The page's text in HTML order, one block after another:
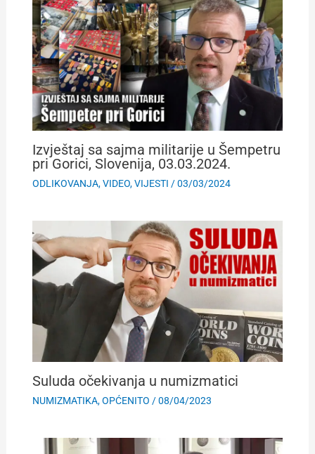
Izvještaj sa sajma militarije u Šempetru
pri Gorici, Slovenija, 03.03.2024.
ODLIKOVANJA,VIDEO,VIJESTI /03/03/2024
Suluda očekivanja u numizmatici
NUMIZMATIKA,OPĆENITO /08/04/2023